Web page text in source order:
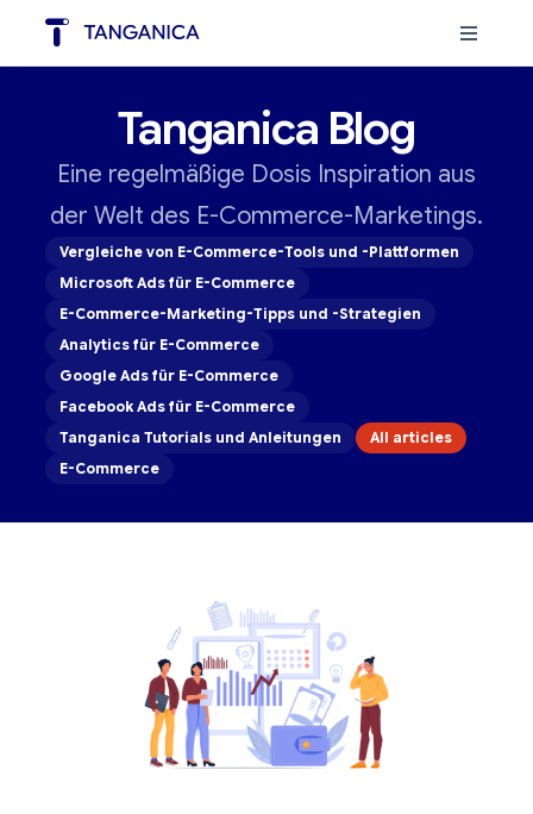
Tanganica Blog
Eine regelmäßige Dosis Inspiration aus
der Welt des E-Commerce-Marketings.
Vergleiche von E-Commerce-Tools und -Plattformen
Microsoft Ads für E-Commerce
E-Commerce-Marketing-Tipps und -Strategien
Analytics für E-Commerce
Google Ads für E-Commerce
Facebook Ads für E-Commerce
Tanganica Tutorials und Anleitungen
All articles
E-Commerce